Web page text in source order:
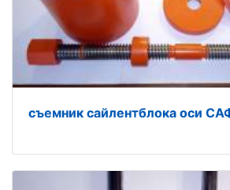
съемник сайлентблока оси